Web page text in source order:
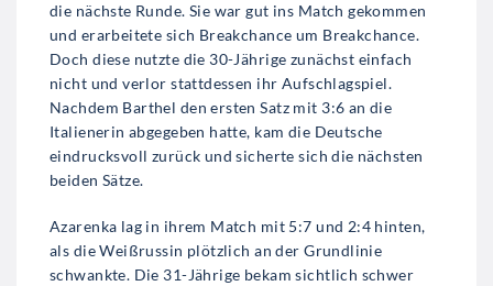
die nächste Runde. Sie war gut ins Match gekommen
und erarbeitete sich Breakchance um Breakchance.
Doch diese nutzte die 30-Jährige zunächst einfach
nicht und verlor stattdessen ihr Aufschlagspiel.
Nachdem Barthel den ersten Satz mit 3:6 an die
Italienerin abgegeben hatte, kam die Deutsche
eindrucksvoll zurück und sicherte sich die nächsten
beiden Sätze.
Azarenka lag in ihrem Match mit 5:7 und 2:4 hinten,
als die Weißrussin plötzlich an der Grundlinie
schwankte. Die 31-Jährige bekam sichtlich schwer